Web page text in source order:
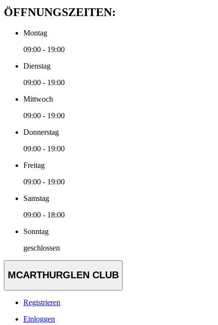
ÖFFNUNGSZEITEN:
Montag
09:00 - 19:00
Dienstag
09:00 - 19:00
Mittwoch
09:00 - 19:00
Donnerstag
09:00 - 19:00
Freitag
09:00 - 19:00
Samstag
09:00 - 18:00
Sonntag
geschlossen
MCARTHURGLEN CLUB
Registrieren
Einloggen